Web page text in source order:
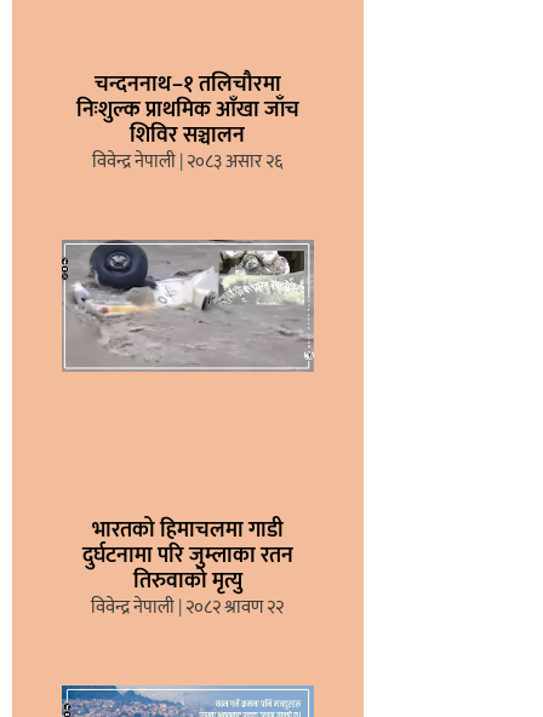
चन्दननाथ–१ तलिचौरमा
निःशुल्क प्राथमिक आँखा जाँच
शिविर सञ्चालन
विवेन्द्र नेपाली २०८३ असार २६
भारतको हिमाचलमा गाडी
दुर्घटनामा परि जुम्लाका रतन
तिरुवाको मृत्यु
विवेन्द्र नेपाली २०८२ श्रावण २२